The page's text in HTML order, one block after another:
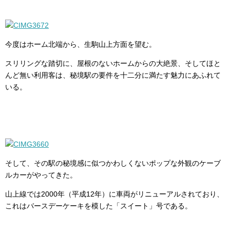
今度はホーム北端から、生駒山上方面を望む。
スリリングな踏切に、屋根のないホームからの大絶景、そしてほと
んど無い利用客は、秘境駅の要件を十二分に満たす魅力にあふれて
いる。
そして、その駅の秘境感に似つかわしくないポップな外観のケーブ
ルカーがやってきた。
山上線では2000年（平成12年）に車両がリニューアルされており、
これはバースデーケーキを模した「スイート」号である。